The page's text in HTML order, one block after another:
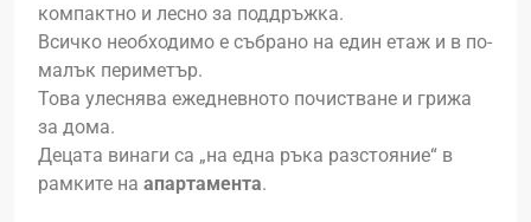
компактно и лесно за поддръжка.
Всичко необходимо е събрано на един етаж и в по-
малък периметър.
Това улеснява ежедневното почистване и грижа
за дома.
Децата винаги са „на една ръка разстояние“ в
рамките на апартамента.